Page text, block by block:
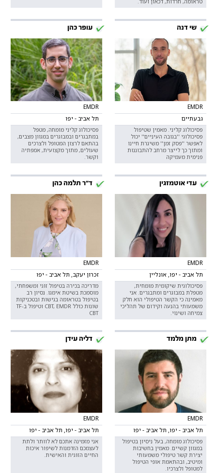
שי דנה
EMDR
גבעתיים
פסיכולוג קליני. מאמין שטיפול
פסיכולוגי ''בגובה העיניים'' יכול
לאפשר ''פסק זמן'' משיגרת חיינו
ומתוך כך לייצר מרחב להתבוננות
פנימית מעמיקה
עופר כהן
EMDR
תל אביב - יפו
פסיכולוג קליני מומחה, מטפל
במתבגרים ובמבוגרים במגוון מצבים,
בהתאם לרצון המטופל ולצרכים
שעולים, מתוך מקצועית, אמפתיה
וקשר.
עדי אוטמזגין
EMDR
תל אביב - יפו, אונליין
פסיכולוגית שיקומית מומחית,
מטפלת במבוגרים ומתבגרים. אני
מאמינה כי הקשר הטיפולי הוא חלק
משמעותי בהנעה וקידום של תהליכי
צמיחה ושינוי.
ד"ר תלמה כהן
EMDR
זכרון יעקב, תל אביב - יפו
מדריכה בכירה בטיפול זוגי ומשפחתי,
מוסמכת בשיטת אימגו. נסיון רב
בטיפול בטראומה בגישות ובטכניקות
שונות כולל CBT, EMDR וטיפול בTF-
CBT
מתן מלמד
EMDR
תל אביב - יפו, תל אביב - יפו
פסיכולוג מומחה, בעל ניסיון בטיפול
במגוון קשיים. מאמין בחשיבות
יצירת קשר טיפולי משמעותי
ומיטיב, ובהתאמת אופי הטיפול
למטופל ולצרכיו.
דליה עידן
EMDR
תל אביב - יפו, תל אביב - יפו
אני מזמינה אתכם לא לוותר ולתת
לעצמכם הזדמנות לשיפור איכות
החיים הזוגית והאישית.